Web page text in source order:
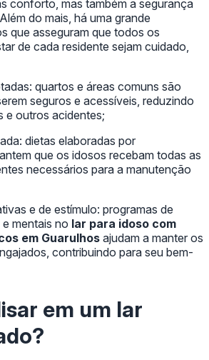
conforto, mas também a segurança
do mais, há uma grande
que asseguram que todos os
de cada residente sejam cuidado,
quartos e áreas comuns são
seguros e acessíveis, reduzindo
e outros acidentes;
dietas elaboradas por
que os idosos recebam todas as
necessários para a manutenção
e de estímulo: programas de
mentais no lar para idoso com
em Guarulhos ajudam a manter os
contribuindo para seu bem-
em um lar